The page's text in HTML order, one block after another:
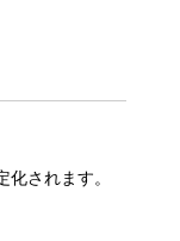
されます。